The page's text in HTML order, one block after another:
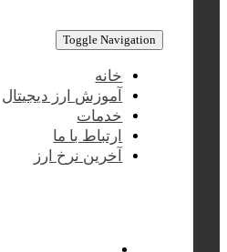
Toggle Navigation
خانه
آموزش ارز دیجیتال
خدمات
ارتباط با ما
آخرین نرخ ارز